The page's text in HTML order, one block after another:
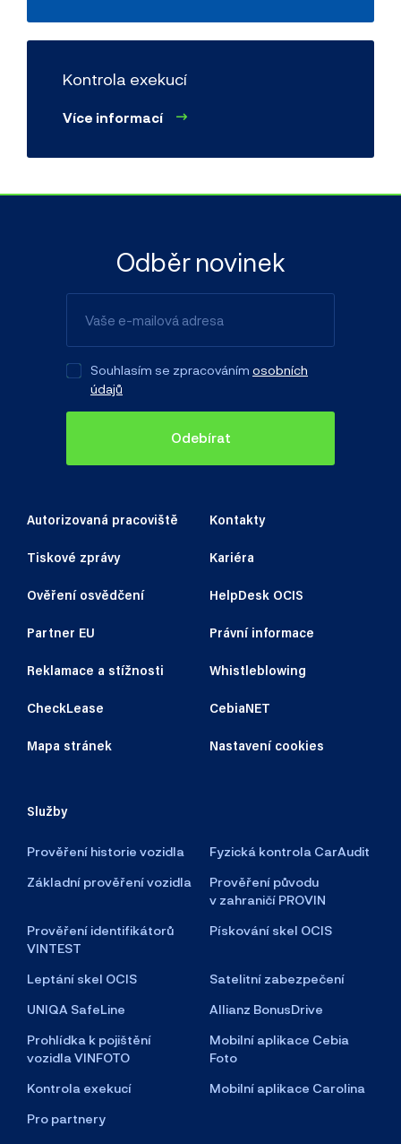
Kontrola exekucí
Více informací
Autorizovaná pracoviště Kontakty
Tiskové zprávy Kariéra
Ověření osvědčení HelpDesk OCIS
Partner EU Právní informace
Reklamace a stížnosti Whistleblowing
CheckLease CebiaNET
Mapa stránek Nastavení cookies
Služby
Prověření historie vozidla
Fyzická kontrola CarAudit
Základní prověření vozidla
Prověření původu
v zahraničí PROVIN
Prověření identifikátorů
VINTEST
Pískování skel OCIS
Leptání skel OCIS
Satelitní zabezpečení
UNIQA SafeLine
Allianz BonusDrive
Prohlídka k pojištění
vozidla VINFOTO
Mobilní aplikace Cebia
Foto
Kontrola exekucí
Mobilní aplikace Carolina
Pro partnery
Odběr novinek
Souhlasím se zpracováním osobních
údajů
Odebírat